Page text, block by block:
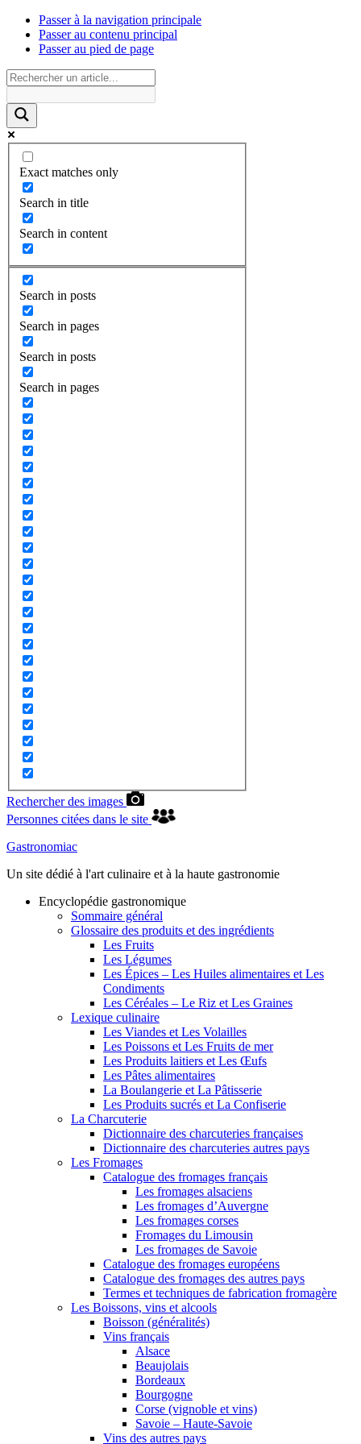
Passer à la navigation principale
Passer au contenu principal
Passer au pied de page
Exact matches only
Search in title
Search in content
Search in posts
Search in pages
Search in posts
Search in pages
Rechercher des images
Personnes citées dans le site
Gastronomiac
Un site dédié à l'art culinaire et à la haute gastronomie
Encyclopédie gastronomique
Sommaire général
Glossaire des produits et des ingrédients
Les Fruits
Les Légumes
Les Épices – Les Huiles alimentaires et Les
Condiments
Les Céréales – Le Riz et Les Graines
Lexique culinaire
Les Viandes et Les Volailles
Les Poissons et Les Fruits de mer
Les Produits laitiers et Les Œufs
Les Pâtes alimentaires
La Boulangerie et La Pâtisserie
Les Produits sucrés et La Confiserie
La Charcuterie
Dictionnaire des charcuteries françaises
Dictionnaire des charcuteries autres pays
Les Fromages
Catalogue des fromages français
Les fromages alsaciens
Les fromages d’Auvergne
Les fromages corses
Fromages du Limousin
Les fromages de Savoie
Catalogue des fromages européens
Catalogue des fromages des autres pays
Termes et techniques de fabrication fromagère
Les Boissons, vins et alcools
Boisson (généralités)
Vins français
Alsace
Beaujolais
Bordeaux
Bourgogne
Corse (vignoble et vins)
Savoie – Haute-Savoie
Vins des autres pays